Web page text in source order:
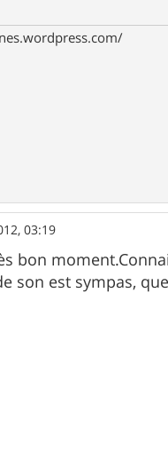
03:19
bon
son est sympas,